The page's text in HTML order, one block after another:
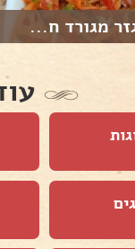
מגורד ח...